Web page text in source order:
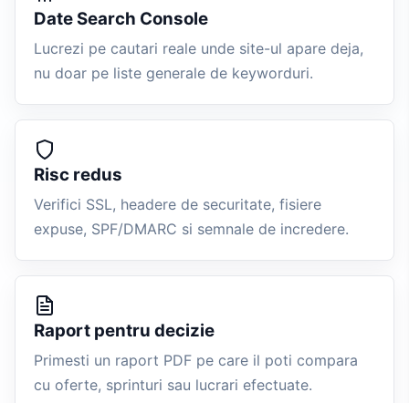
Date Search Console
Lucrezi pe cautari reale unde site-ul apare deja,
nu doar pe liste generale de keyworduri.
Risc redus
Verifici SSL, headere de securitate, fisiere
expuse, SPF/DMARC si semnale de incredere.
Raport pentru decizie
Primesti un raport PDF pe care il poti compara
cu oferte, sprinturi sau lucrari efectuate.